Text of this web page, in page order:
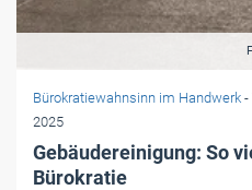
Bürokratiewahnsinn im Handwerk -
2025
Gebäudereinigung: So
Bürokratie